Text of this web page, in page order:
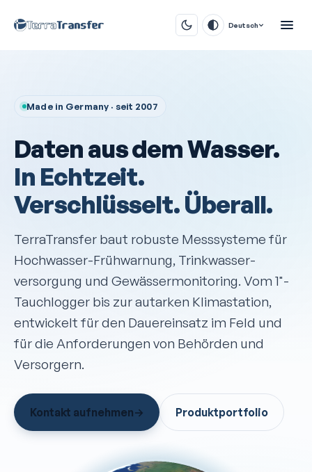
Deutsch
Made in Germany · seit 2007
Daten aus dem Wasser.
In Echtzeit.
Verschlüsselt. Überall.
TerraTransfer baut robuste Messsysteme für
Hochwasser-Frühwarnung, Trinkwasser­
versorgung und Gewässer­monitoring. Vom 1"-
Tauchlogger bis zur autarken Klimastation,
entwickelt für den Dauer­einsatz im Feld und
für die Anforderungen von Behörden und
Versorgern.
Kontakt aufnehmen→ Produktportfolio